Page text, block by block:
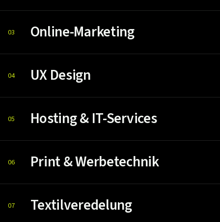
03 Online-Marketing
04 UX Design
05 Hosting & IT-Services
06 Print & Werbetechnik
07 Textilveredelung